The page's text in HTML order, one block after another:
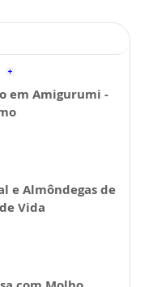
em Amigurumi -
e Almôndegas de
Vida